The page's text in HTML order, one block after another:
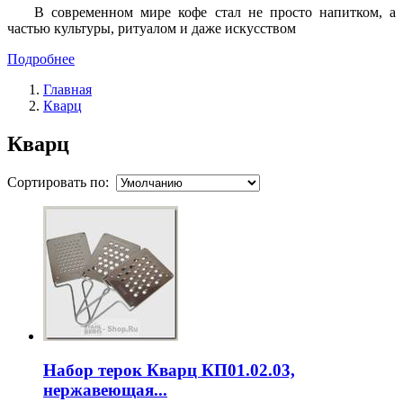
В современном мире кофе стал не просто напитком, а
частью культуры, ритуалом и даже искусством
Подробнее
Главная
Кварц
Кварц
Сортировать по:
Набор терок Кварц КП01.02.03,
нержавеющая...